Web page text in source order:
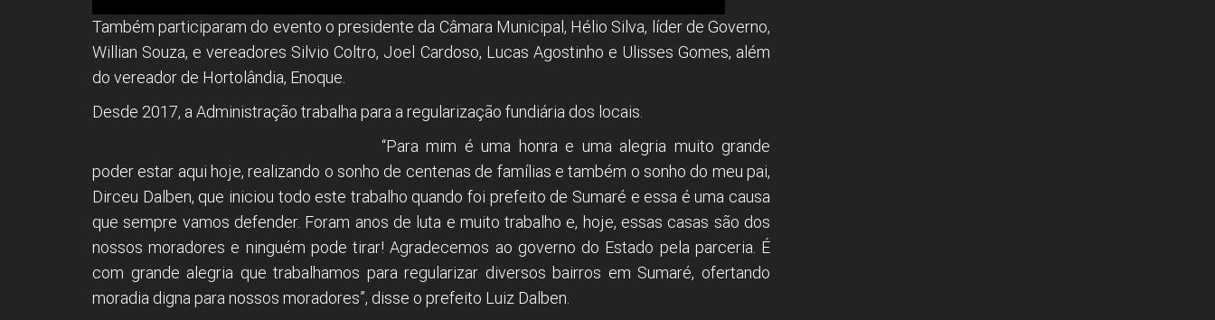
Também participaram do evento o presidente da Câmara Municipal, Hélio Silva, líder de Governo,
Willian Souza, e vereadores Silvio Coltro, Joel Cardoso, Lucas Agostinho e Ulisses Gomes, além
do vereador de Hortolândia, Enoque.
Desde 2017, a Administração trabalha para a regularização fundiária dos locais.
“Para mim é uma honra e uma alegria muito grande
poder estar aqui hoje, realizando o sonho de centenas de famílias e também o sonho do meu pai,
Dirceu Dalben, que iniciou todo este trabalho quando foi prefeito de Sumaré e essa é uma causa
que sempre vamos defender. Foram anos de luta e muito trabalho e, hoje, essas casas são dos
nossos moradores e ninguém pode tirar! Agradecemos ao governo do Estado pela parceria. É
com grande alegria que trabalhamos para regularizar diversos bairros em Sumaré, ofertando
moradia digna para nossos moradores”, disse o prefeito Luiz Dalben.